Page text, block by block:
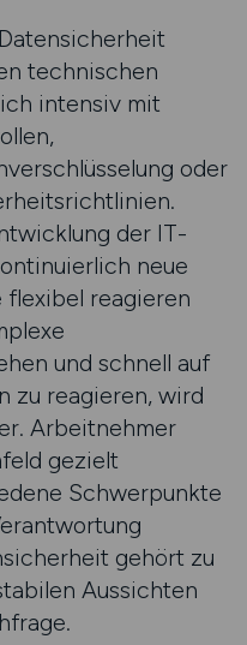
technischen
intensiv mit
oder
der IT-
neue
flexibel reagieren
und schnell auf
zu reagieren, wird
Arbeitnehmer
gezielt
Schwerpunkte
gehört zu
Aussichten